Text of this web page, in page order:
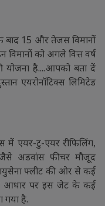
15 और तेजस विमानों
विमानों को अगले वित्त वर्ष
योजना है....आपको बता दें
एयरोनॉटिक्स लिमिटेड
एयर-टु-एयर रीफिलिंग,
अडवांस फीचर मौजूद
फ्लीट की ओर से कई
आधार पर इस जेट के कई
गया है.